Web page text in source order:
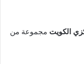
الكويت مجموعة من